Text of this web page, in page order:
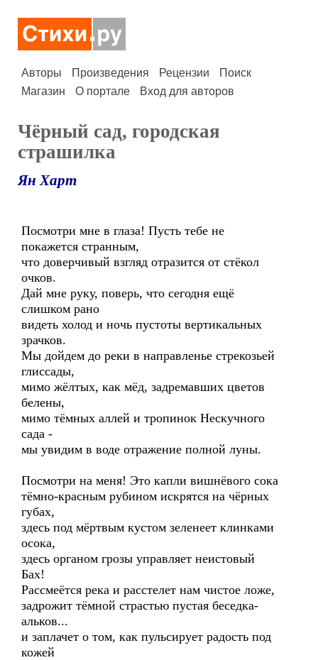
Авторы Произведения Рецензии
Поиск
Магазин
О портале Вход для авторов
Чёрный сад, городская
страшилка
Ян Харт
Посмотри мне в глаза! Пусть тебе не
покажется странным,
что доверчивый взгляд отразится от стёкол
очков.
Дай мне руку, поверь, что сегодня ещё
слишком рано
видеть холод и ночь пустоты вертикальных
зрачков.
Мы дойдем до реки в направленье стрекозьей
глиссады,
мимо жёлтых, как мёд, задремавших цветов
белены,
мимо тёмных аллей и тропинок Нескучного
сада -
мы увидим в воде отражение полной луны.
Посмотри на меня! Это капли вишнёвого сока
тёмно-красным рубином искрятся на чёрных
губах,
здесь под мёртвым кустом зеленеет клинками
осока,
здесь органом грозы управляет неистовый
Бах!
Рассмеётся река и расстелет нам чистое ложе,
задрожит тёмной страстью пустая беседка-
альков...
и заплачет о том, как пульсирует радость под
кожей